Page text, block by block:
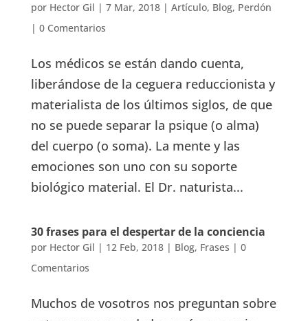
por Hector Gil | 7 Mar, 2018| Artículo, Blog, Perdón
| 0 Comentarios
Los médicos se están dando cuenta,
liberándose de la ceguera reduccionista y
materialista de los últimos siglos, de que
no se puede separar la psique (o alma)
del cuerpo (o soma). La mente y las
emociones son uno con su soporte
biológico material. El Dr. naturista...
30 frases para el despertar de la conciencia
por Hector Gil | 12 Feb, 2018| Blog, Frases | 0
Comentarios
Muchos de vosotros nos preguntan sobre